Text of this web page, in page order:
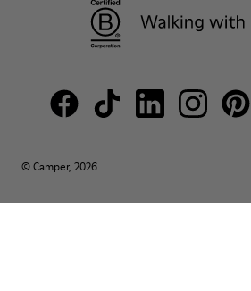
© Camper, 2026